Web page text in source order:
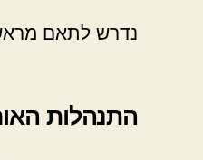
נדרש לתאם
התנהלות